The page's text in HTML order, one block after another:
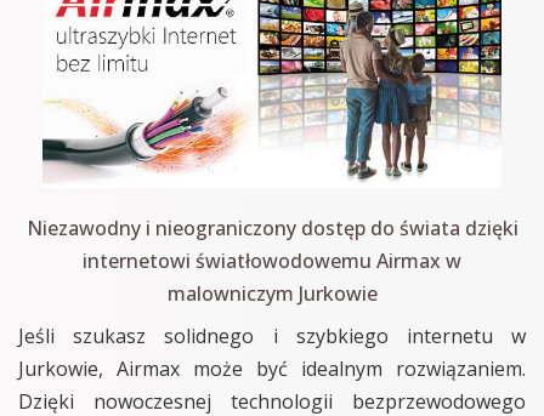
Niezawodny i nieograniczony dostęp do świata dzięki
internetowi światłowodowemu Airmax w
malowniczym Jurkowie
Jeśli szukasz solidnego i szybkiego internetu w
Jurkowie, Airmax może być idealnym rozwiązaniem.
Dzięki nowoczesnej technologii bezprzewodowego